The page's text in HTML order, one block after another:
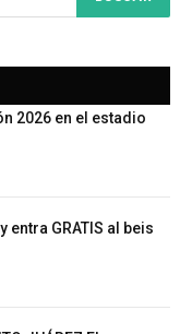
2026 en el estadio
entra GRATIS al beis